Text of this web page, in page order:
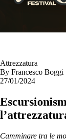
Attrezzatura
By Francesco Boggi
27/01/2024
Camminare tra le